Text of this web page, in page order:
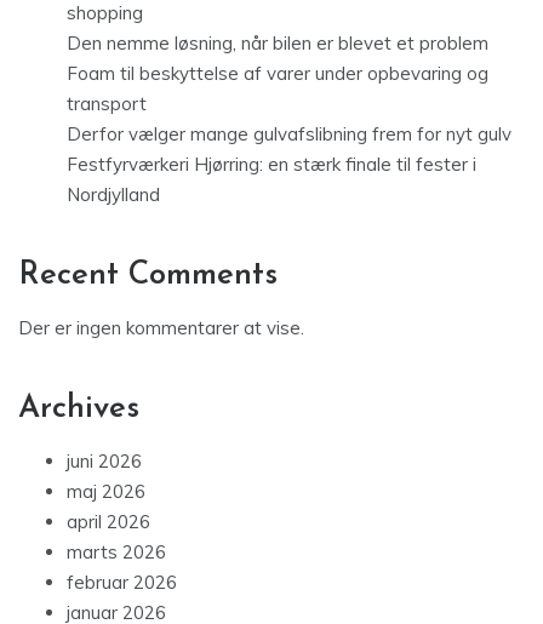
shopping
Den nemme løsning, når bilen er blevet et problem
Foam til beskyttelse af varer under opbevaring og
transport
Derfor vælger mange gulvafslibning frem for nyt gulv
Festfyrværkeri Hjørring: en stærk finale til fester i
Nordjylland
Recent Comments
Der er ingen kommentarer at vise.
Archives
juni 2026
maj 2026
april 2026
marts 2026
februar 2026
januar 2026